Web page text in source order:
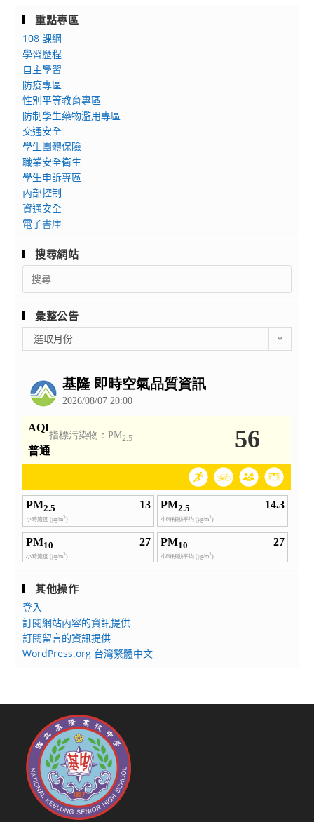
重點專區
108 課綱
學習歷程
自主學習
防疫專區
性別平等教育專區
防制學生藥物濫用專區
交通安全
學生團體保險
職業安全衛生
學生申訴專區
內部控制
資通安全
電子書庫
搜尋網站
Search
for:
彙整公告
整
選取月份
其他操作
登入
訂閱網站內容的資訊提供
訂閱留言的資訊提供
WordPress.org 台灣繁體中文